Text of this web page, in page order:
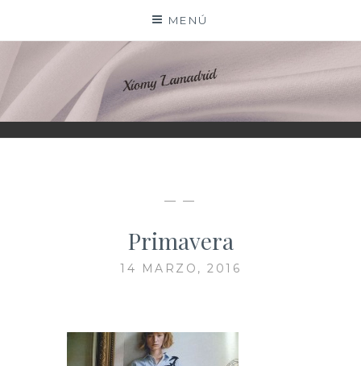
contenido
MENÚ
XIOMY LAMADRID
— —
Primavera
14 MARZO, 2016